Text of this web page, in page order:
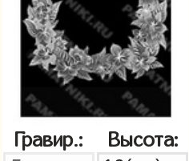
Гравир.: Высота: